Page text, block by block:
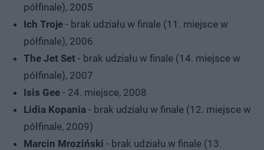
półfinale), 2005
Ich Troje - brak udziału w finale (11. miejsce w
półfinale), 2006
The Jet Set - brak udziału w finale (14. miejsce w
półfinale), 2007
Isis Gee - 24. miejsce, 2008
Lidia Kopania - brak udziału w finale (12. miejsce w
półfinale, 2009)
Marcin Mroziński - brak udziału w finale (13.